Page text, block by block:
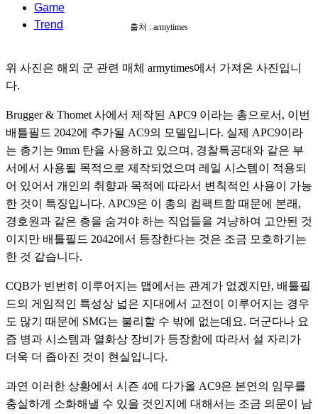
Game
Trend
출처 : armytimes
위 사진은 해외 군 관련 매체 armytimes에서 가져온 사진입니
다.
Brugger & Thomet 사에서 제작된 APC9 이라는 총으로서, 이번
배틀필드 2042에 추가될 AC9의 모델입니다. 실제 APC9이라
는 총기는 9mm 탄을 사용하고 있으며, 경찰특공대와 같은 부
서에서 사용될 목적으로 제작되었으며 레일 시스템이 적용되
어 있어서 개인의 취향과 목적에 따라서 변칙적인 사용이 가능
한 것이 특징입니다. APC9은 이 총의 컴팩트함 때문에 본래,
경호원과 같은 총을 숨겨야 하는 직업들을 겨냥하여 고안된 것
이지만 배틀필드 2042에서 등장한다는 것은 조금 모호하기는
한 것 같습니다.
CQB가 빈번히 이루어지는 맵에서는 관계가 없겠지만, 배틀필
드의 게임적인 특성상 넓은 지대에서 교전이 이루어지는 경우
도 많기 때문에 SMG는 불리할 수 밖에 없는데요. 더군다나 요
즘 병과 시스템과 열화상 장비가 등장함에 따라서 설 자리가
더욱 더 좁아진 것이 현실입니다.
과연 이러한 상황에서 시즌 4에 다가올 AC9은 본연의 임무를
충실하게 소화해낼 수 있을 것인지에 대해서는 조금 의문이 남